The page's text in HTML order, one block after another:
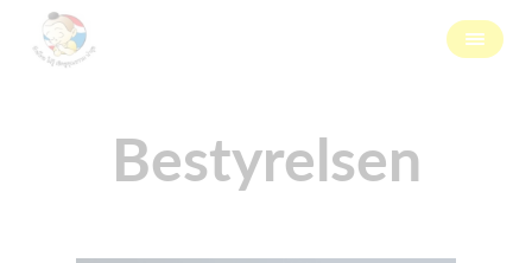
Bestyrelsen